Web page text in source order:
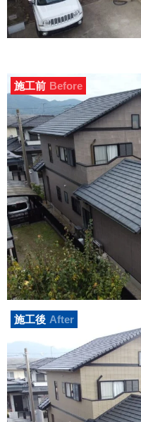
施工前 Before
施工後 After